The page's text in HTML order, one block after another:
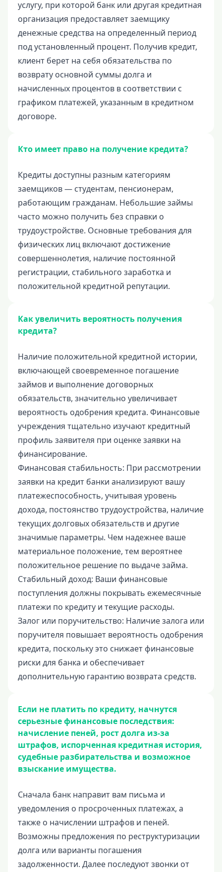
650000 руб
700000 руб
750000 руб
800000 руб
850000 руб
900000 руб
950000 руб
Целевые
Ремонт
Газификацию
Лечение
Неотложные нужды
Образование
Обучение за рубежом
Отдых
Свадьбы
Целевые кредиты
Ремонт автомобиля
Рефинансирование существующих займов
Рефинансирование
услугу, при которой банк или другая кредитная
организация предоставляет заемщику
денежные средства на определенный период
под установленный процент. Получив кредит,
клиент берет на себя обязательства по
возврату основной суммы долга и
начисленных процентов в соответствии с
графиком платежей, указанным в кредитном
договоре.
Кто имеет право на получение кредита?
Кредиты доступны разным категориям
заемщиков — студентам, пенсионерам,
работающим гражданам. Небольшие займы
часто можно получить без справки о
трудоустройстве. Основные требования для
физических лиц включают достижение
совершеннолетия, наличие постоянной
регистрации, стабильного заработка и
положительной кредитной репутации.
Как увеличить вероятность получения
кредита?
Наличие положительной кредитной истории,
включающей своевременное погашение
займов и выполнение договорных
обязательств, значительно увеличивает
вероятность одобрения кредита. Финансовые
учреждения тщательно изучают кредитный
профиль заявителя при оценке заявки на
финансирование.
Финансовая стабильность: При рассмотрении
заявки на кредит банки анализируют вашу
платежеспособность, учитывая уровень
дохода, постоянство трудоустройства, наличие
текущих долговых обязательств и другие
значимые параметры. Чем надежнее ваше
материальное положение, тем вероятнее
положительное решение по выдаче займа.
Стабильный доход: Ваши финансовые
поступления должны покрывать ежемесячные
платежи по кредиту и текущие расходы.
Залог или поручительство: Наличие залога или
поручителя повышает вероятность одобрения
кредита, поскольку это снижает финансовые
риски для банка и обеспечивает
дополнительную гарантию возврата средств.
Если не платить по кредиту, начнутся
серьезные финансовые последствия:
начисление пеней, рост долга из-за
штрафов, испорченная кредитная история,
судебные разбирательства и возможное
взыскание имущества.
Сначала банк направит вам письма и
уведомления о просроченных платежах, а
также о начислении штрафов и пеней.
Возможны предложения по реструктуризации
долга или варианты погашения
задолженности. Далее последуют звонки от